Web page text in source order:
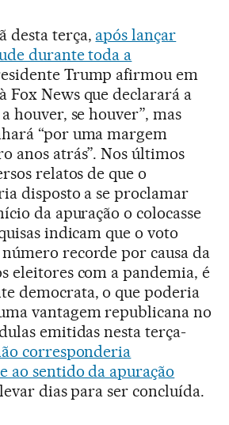
desta terça, após lançar
durante toda a
Trump afirmou em
Fox News que declarará a
houver, se houver”, mas
“por uma margem
anos atrás”. Nos últimos
relatos de que o
disposto a se proclamar
da apuração o colocasse
indicam que o voto
recorde por causa da
eleitores com a pandemia, é
democrata, o que poderia
vantagem republicana no
emitidas nesta terça-
corresponderia
ao sentido da apuração
dias para ser concluída.